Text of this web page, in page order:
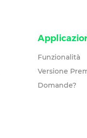
Funzionalità
Versione
Domande?